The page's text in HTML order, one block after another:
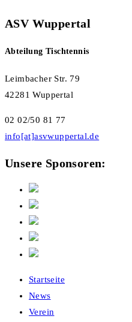
ASV Wuppertal
Abteilung Tischtennis
Leimbacher Str. 79
42281 Wuppertal
02 02/50 81 77
info[at]asvwuppertal.de
Unsere Sponsoren:
Startseite
News
Verein